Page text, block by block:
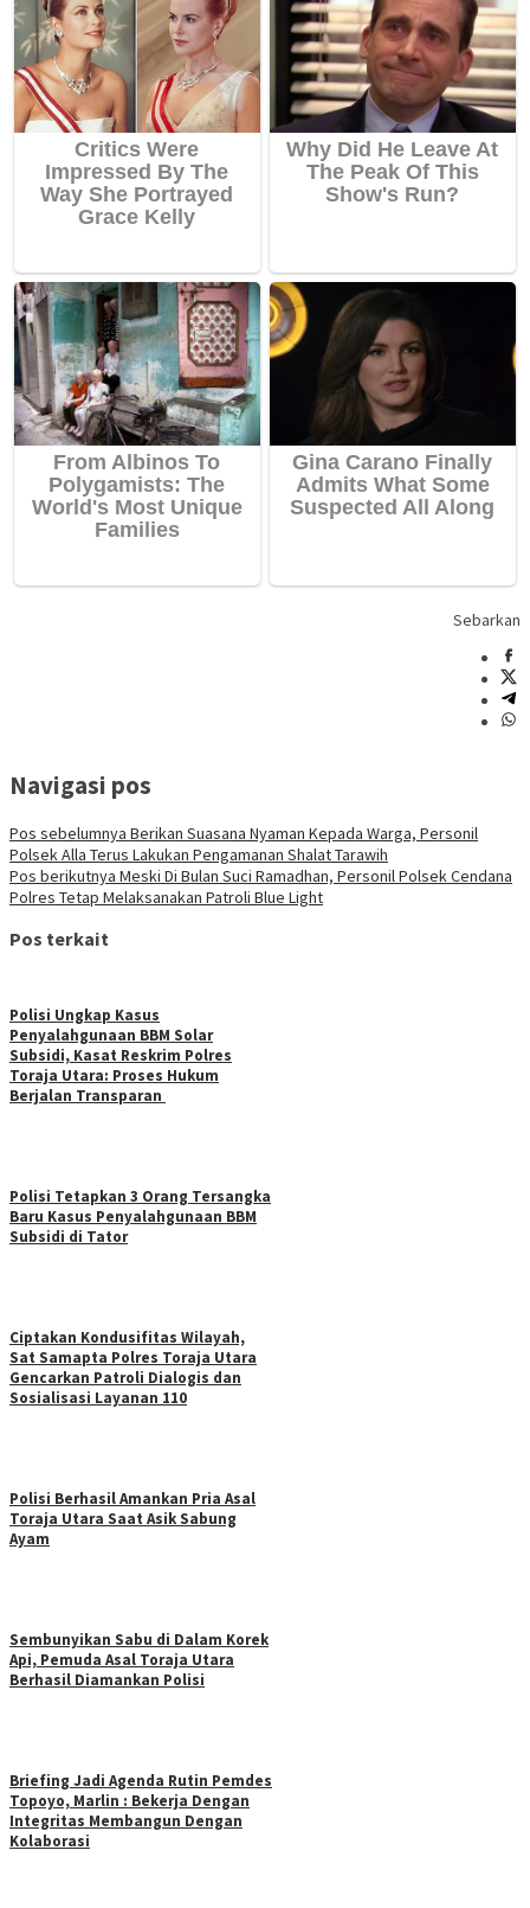
Sebarkan
Navigasi pos
Pos sebelumnya Berikan Suasana Nyaman Kepada Warga, Personil
Polsek Alla Terus Lakukan Pengamanan Shalat Tarawih
Pos berikutnya Meski Di Bulan Suci Ramadhan, Personil Polsek Cendana
Polres Tetap Melaksanakan Patroli Blue Light
Pos terkait
Polisi Ungkap Kasus
Penyalahgunaan BBM Solar
Subsidi, Kasat Reskrim Polres
Toraja Utara: Proses Hukum
Berjalan Transparan
Polisi Tetapkan 3 Orang Tersangka
Baru Kasus Penyalahgunaan BBM
Subsidi di Tator
Ciptakan Kondusifitas Wilayah,
Sat Samapta Polres Toraja Utara
Gencarkan Patroli Dialogis dan
Sosialisasi Layanan 110
Polisi Berhasil Amankan Pria Asal
Toraja Utara Saat Asik Sabung
Ayam
Sembunyikan Sabu di Dalam Korek
Api, Pemuda Asal Toraja Utara
Berhasil Diamankan Polisi
Briefing Jadi Agenda Rutin Pemdes
Topoyo, Marlin : Bekerja Dengan
Integritas Membangun Dengan
Kolaborasi